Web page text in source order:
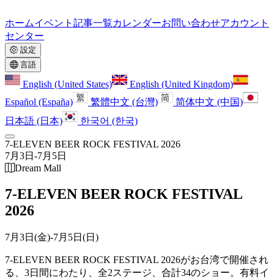
ホームイベント 記事一覧カレンダーお問い合わせアカウント
センター
設定
言語
English (United States)
English (United Kingdom)
Español (España)
繁體中文 (台灣)
简体中文 (中国)
日本語 (日本)
한국어 (한국)
7-ELEVEN BEER ROCK FESTIVAL 2026
7月3日 -7月5日
Dream Mall
7-ELEVEN BEER ROCK FESTIVAL
2026
7月3日(金)-7月5日(日)
7-ELEVEN BEER ROCK FESTIVAL 2026がお台湾で開催され
る、3日間にわたり、全2ステージ、合計34のショー。 有料イ